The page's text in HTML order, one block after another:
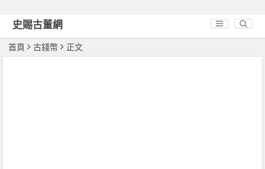
史賜古董網
首頁 古錢幣 正文